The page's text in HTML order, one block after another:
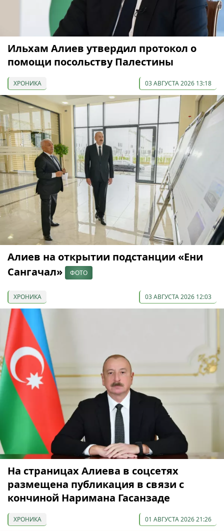
Ильхам Алиев утвердил протокол о
помощи посольству Палестины
ХРОНИКА 03 АВГУСТА 2026 13:18
Алиев на открытии подстанции «Ени
Сангачал»
ФОТО
ХРОНИКА 03 АВГУСТА 2026 12:03
На страницах Алиева в соцсетях
размещена публикация в связи с
кончиной Наримана Гасанзаде
ХРОНИКА 01 АВГУСТА 2026 21:26